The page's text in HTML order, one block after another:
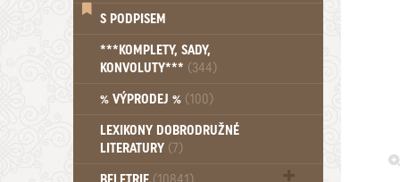
S PODPISEM
***KOMPLETY, SADY,
KONVOLUTY*** (344)
% VÝPRODEJ % (100)
LEXIKONY DOBRODRUŽNÉ
LITERATURY (7)
(10841)